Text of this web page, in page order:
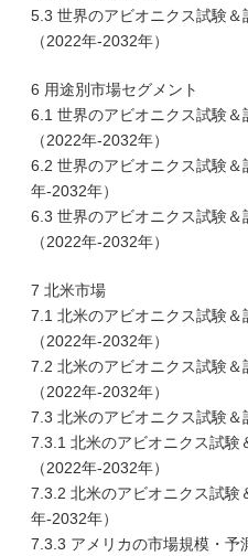
5.3 世界のアビオニクス試験
（2022年-2032年）
6 用途別市場セグメント
6.1 世界のアビオニクス試験
（2022年-2032年）
6.2 世界のアビオニクス試験
年-2032年）
6.3 世界のアビオニクス試験
（2022年-2032年）
7 北米市場
7.1 北米のアビオニクス試験
（2022年-2032年）
7.2 北米のアビオニクス試験
（2022年-2032年）
7.3 北米のアビオニクス試験
7.3.1 北米のアビオニクス試験
（2022年-2032年）
7.3.2 北米のアビオニクス試験
年-2032年）
7.3.3 アメリカの市場規模・予